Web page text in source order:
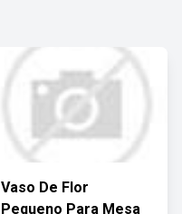
Vaso De Flor
Pequeno Para Mesa